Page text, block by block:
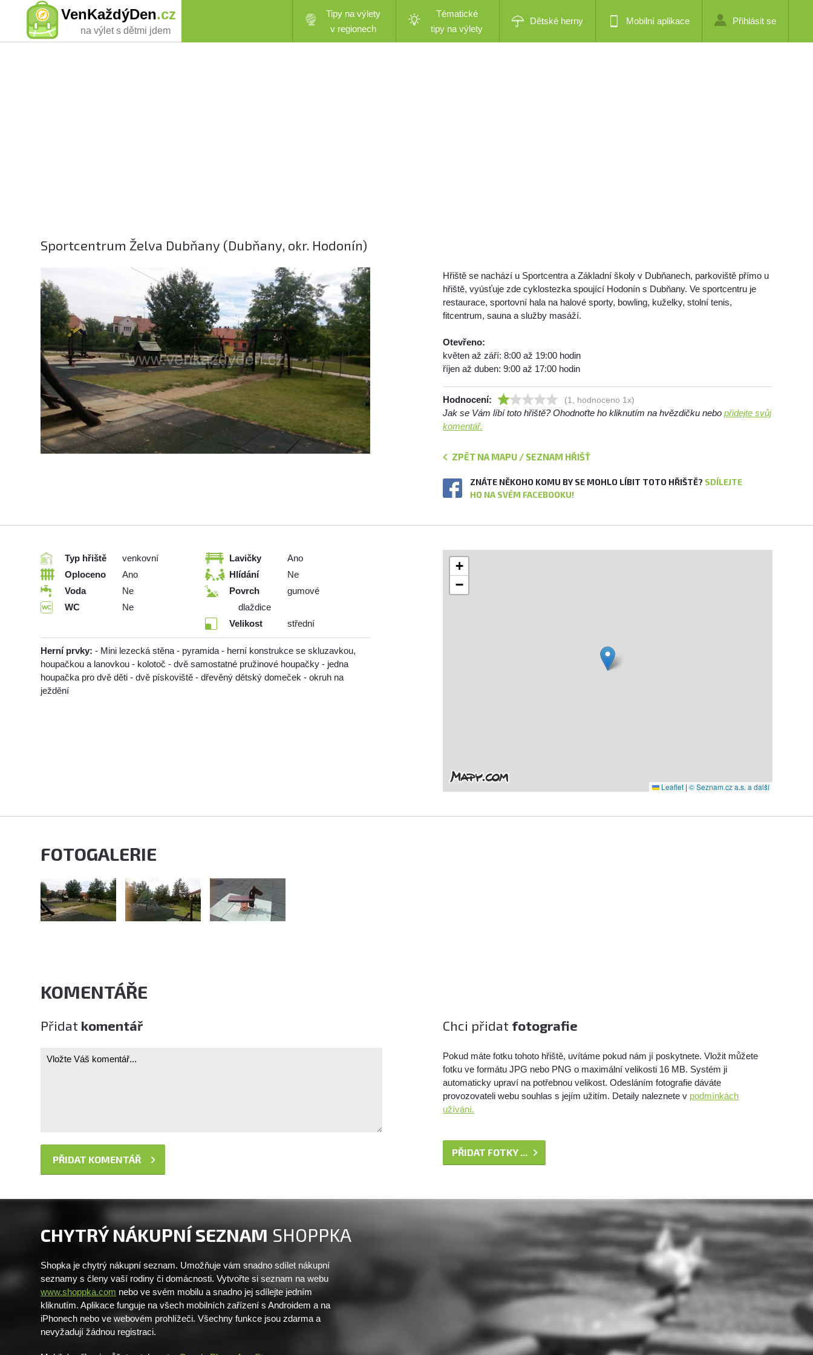
VenKaždýDen.cz
na výlet s dětmi jdem
Tipy na výlety
v regionech
Tématické
tipy na výlety
Dětské herny Mobilní aplikace Přihlásit se
Sportcentrum Želva Dubňany (Dubňany, okr. Hodonín)
Hřiště se nachází u Sportcentra a Základní školy v Dubňanech, parkoviště přímo u
hřiště, vyúsťuje zde cyklostezka spoující Hodonín s Dubňany. Ve sportcentru je
restaurace, sportovní hala na halové sporty, bowling, kuželky, stolní tenis,
fitcentrum, sauna a služby masáží.
Otevřeno:
květen až září: 8:00 až 19:00 hodin
říjen až duben: 9:00 až 17:00 hodin
Hodnocení: (1, hodnoceno 1x)
Jak se Vám líbí toto hřiště? Ohodnoťte ho kliknutím na hvězdičku nebopřidejte svůj
komentář.
ZPĚT NA MAPU / SEZNAM HŘIŠŤ
ZNÁTE NĚKOHO KOMU BY SE MOHLO LÍBIT TOTO HŘIŠTĚ? SDÍLEJTE
HO NA SVÉM FACEBOOKU!
Typ hřiště
venkovní
Oploceno
Ano
Voda
Ne
WC
Ne
Lavičky
Ano
Hlídání
Ne
Povrch
gumové
dlaždice
Velikost
střední
Herní prvky: - Mini lezecká stěna - pyramida - herní konstrukce se skluzavkou,
houpačkou a lanovkou - kolotoč - dvě samostatné pružinové houpačky - jedna
houpačka pro dvě děti - dvě pískoviště - dřevěný dětský domeček - okruh na
ježdění
+
−
Leaflet | © Seznam.cz a.s. a další
FOTOGALERIE
KOMENTÁŘE
Přidat komentář Chci přidat fotografie
Pokud máte fotku tohoto hřiště, uvítáme pokud nám jí poskytnete. Vložit můžete
fotku ve formátu JPG nebo PNG o maximální velikosti 16 MB. Systém ji
automaticky upraví na potřebnou velikost. Odesláním fotografie dáváte
provozovateli webu souhlas s jejím užitím. Detaily naleznete v podmínkách
užívání.
PŘIDAT FOTKY ...
CHYTRÝ NÁKUPNÍ SEZNAM SHOPPKA
Shopka je chytrý nákupní seznam. Umožňuje vám snadno sdílet nákupní
seznamy s členy vaší rodiny či domácnosti. Vytvořte si seznam na webu
www.shoppka.com nebo ve svém mobilu a snadno jej sdílejte jedním
kliknutím. Aplikace funguje na všech mobilních zařízení s Androidem a na
iPhonech nebo ve webovém prohlížeči. Všechny funkce jsou zdarma a
nevyžadují žádnou registraci.